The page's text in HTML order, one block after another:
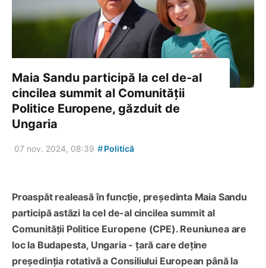
Maia Sandu participă la cel de-al
cincilea summit al Comunității
Politice Europene, găzduit de
Ungaria
07 nov. 2024, 08:39 #Politică
Proaspăt realeasă în funcție, președinta Maia Sandu
participă astăzi la cel de-al cincilea summit al
Comunității Politice Europene (CPE). Reuniunea are
loc la Budapesta, Ungaria - țară care deține
președinția rotativă a Consiliului European până la